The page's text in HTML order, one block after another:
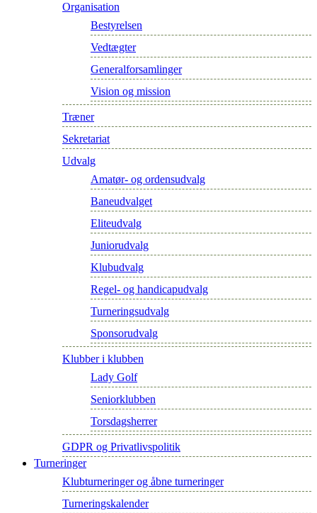
Organisation
Bestyrelsen
Vedtægter
Generalforsamlinger
Vision og mission
Træner
Sekretariat
Udvalg
Amatør- og ordensudvalg
Baneudvalget
Eliteudvalg
Juniorudvalg
Klubudvalg
Regel- og handicapudvalg
Turneringsudvalg
Sponsorudvalg
Klubber i klubben
Lady Golf
Seniorklubben
Torsdagsherrer
GDPR og Privatlivspolitik
Turneringer
Klubturneringer og åbne turneringer
Turneringskalender